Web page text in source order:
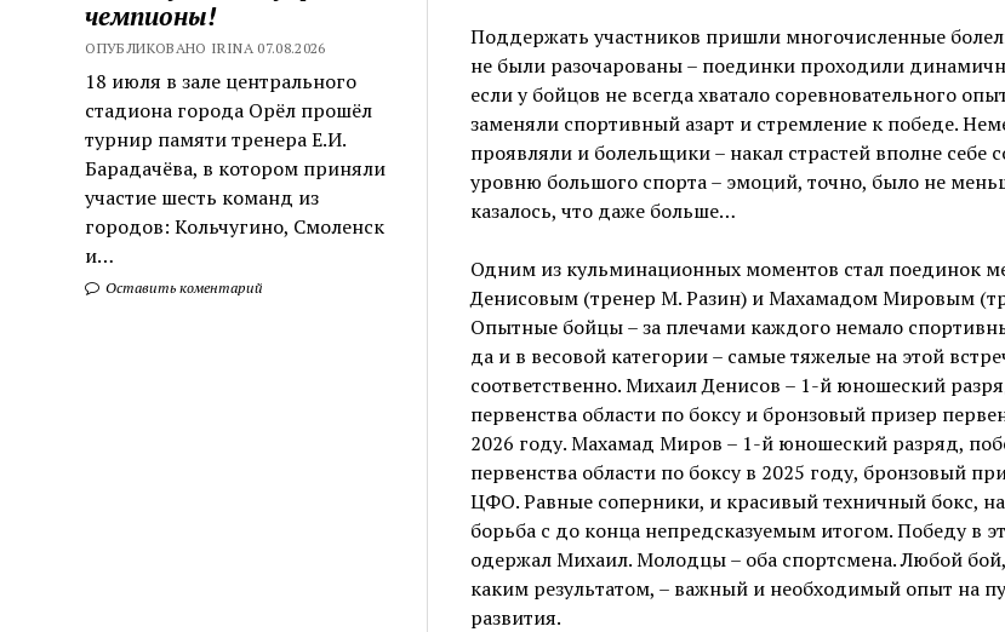
чемпионы!
ОПУБЛИКОВАНО IRINA 07.08.2026
18 июля в зале центрального
стадиона города Орёл прошёл
турнир памяти тренера Е.И.
Барадачёва, в котором приняли
участие шесть команд из
городов: Кольчугино, Смоленск
и…
Оставить коментарий
Поддержать участников пришли многочисленные
не были разочарованы – поединки проходили
если у бойцов не всегда хватало соревновательного
заменяли спортивный азарт и стремление к победе.
проявляли и болельщики – накал страстей вполне себе
уровню большого спорта – эмоций, точно, было не
казалось, что даже больше…
Одним из кульминационных моментов стал поединок
Денисовым (тренер М. Разин) и Махамадом Мировым
Опытные бойцы – за плечами каждого немало
да и в весовой категории – самые тяжелые на этой
соответственно. Михаил Денисов – 1-й юношеский
первенства области по боксу и бронзовый призер
2026 году. Махамад Миров – 1-й юношеский разряд,
первенства области по боксу в 2025 году, бронзовый
ЦФО. Равные соперники, и красивый техничный бокс,
борьба с до конца непредсказуемым итогом. Победу в
одержал Михаил. Молодцы – оба спортсмена. Любой
каким результатом, – важный и необходимый опыт на
развития.